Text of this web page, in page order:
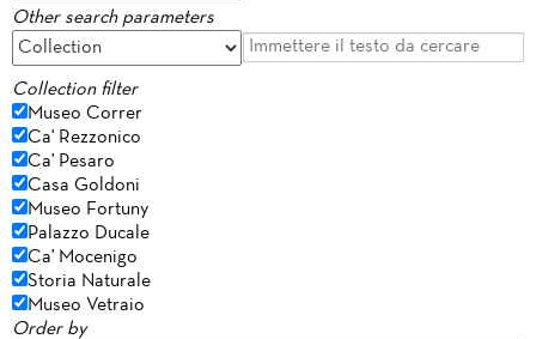
Other search parameters
Collection filter
Museo Correr
Ca' Rezzonico
Ca' Pesaro
Casa Goldoni
Museo Fortuny
Palazzo Ducale
Ca' Mocenigo
Storia Naturale
Museo Vetraio
Order by